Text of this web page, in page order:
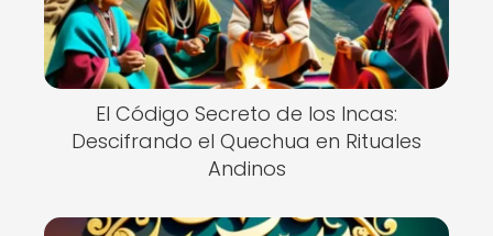
El Código Secreto de los Incas:
Descifrando el Quechua en Rituales
Andinos